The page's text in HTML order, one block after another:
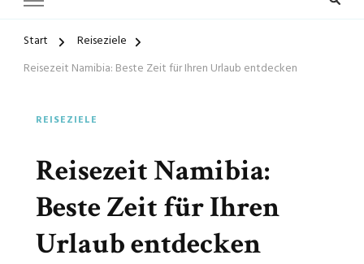
Start
Reiseziele
Reisezeit Namibia: Beste Zeit für Ihren Urlaub entdecken
REISEZIELE
Reisezeit Namibia:
Beste Zeit für Ihren
Urlaub entdecken